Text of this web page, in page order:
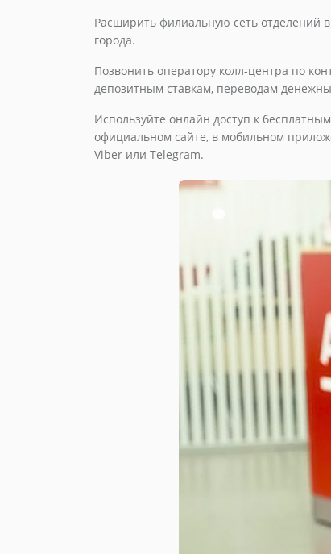
Расширить филиальную сеть отделений
города.
Позвонить оператору колл-центра по
депозитным ставкам, переводам
Используйте онлайн доступ к
официальном сайте, в мобильном
Viber или Telegram.